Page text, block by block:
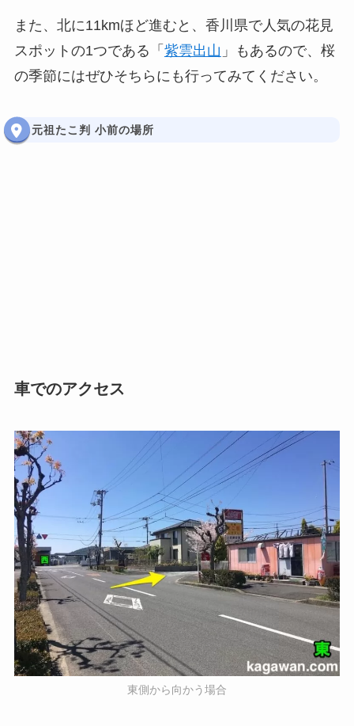
また、北に11kmほど進むと、香川県で人気の花見
スポットの1つである「 紫雲出山 」もあるので、桜
の季節にはぜひそちらにも行ってみてください。
元祖たこ判 小前の場所
車でのアクセス
東側から向かう場合